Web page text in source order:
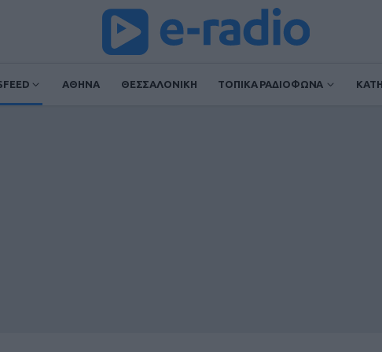
ΑΘΗΝΑ ΘΕΣΣΑΛΟΝΙΚΗ ΤΟΠΙΚΑ ΡΑΔΙΟΦΩΝΑ